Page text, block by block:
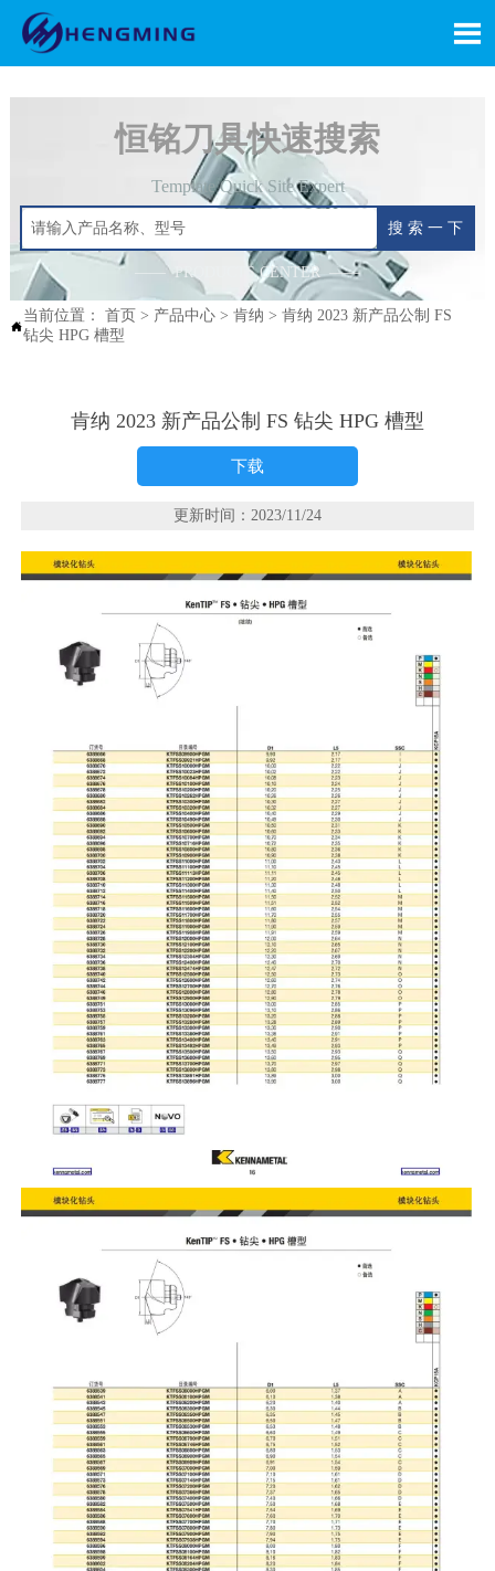

恒铭刀具快速搜索
Template Quick Site Expert
搜 索 一 下
—— PRODUCTS CENTER ——

当前位置： 首页 > 产品中心> 肯纳 > 肯纳 2023 新产品公制 FS
钻尖 HPG 槽型
肯纳 2023 新产品公制 FS 钻尖 HPG 槽型
下载
更新时间：2023/11/24